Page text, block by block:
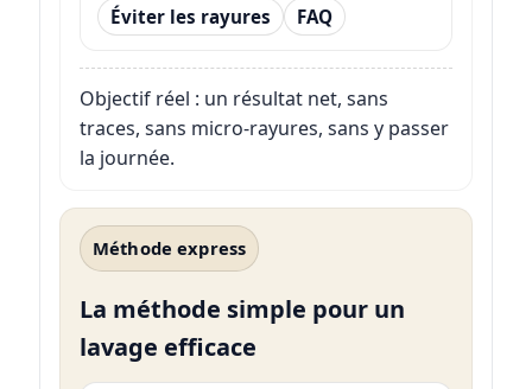
Éviter les rayures FAQ
Objectif réel : un résultat net, sans
traces, sans micro-rayures, sans y passer
la journée.
Méthode express
La méthode simple pour un
lavage efficace